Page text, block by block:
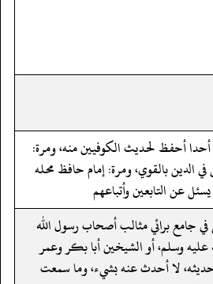
أحفظ لحديث الكوفيين منه، ومرة:
الدين بالقوي، ومرة: إمام حافظ محله
عن التابعين وأتباعهم
في جامع برائي مثالب أصحاب رسول الله
عليه وسلم، أو الشيخين أبا بكر وعمر
لا أحدث عنه بشيء، وما سمعت